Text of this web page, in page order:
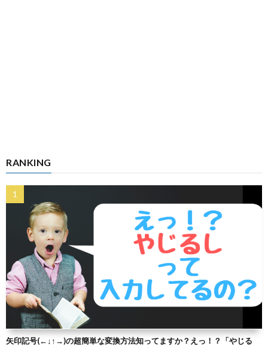
RANKING
矢印記号(←↓↑→)の超簡単な変換方法知ってますか？えっ！？「やじる